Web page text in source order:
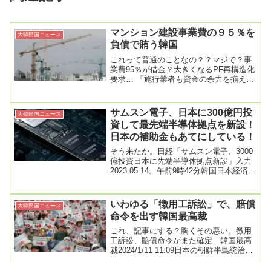
大韓民国ニュース
マンション建設事業費の９５％を
負債で賄う韓国
これって普通のことなの？？マジで？事
業費95％が借金？大きくなるPF再構造化
要求… 「施行業者も資金の余力を揃えな
大韓民国ニュース
サムスン電子、日本に300億円投
資して最先端半導体拠点を新設！
日本の補助金もあてにしている！
そう来たか。日経「サムスン電子、3000
億投資日本に先端半導体拠点新設」入力
2023.05.14。午前9時42分韓国日本経済新
大韓民国ニュース
いわゆる「徴用工訴訟」で、賠償
命令を出す韓国最高裁
これ、記事にする？胸くその悪い。徴用
工訴訟、賠償命令がまた確定 韓国最高
裁2024/1/11 11:09日本の朝鮮半島統治期